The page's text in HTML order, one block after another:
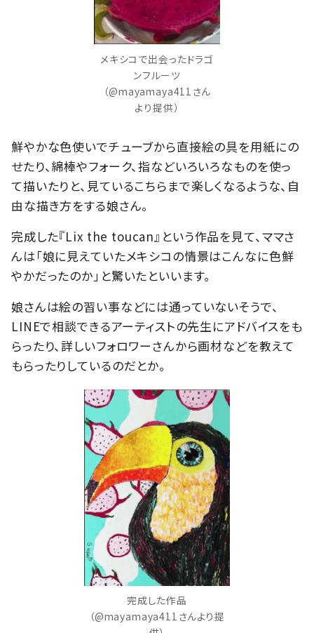
メキシコで出会ったドラゴ
ンフルーツ
（@mayamaya411さん
より提供）
鮮やかな色使いでチューブから直接絵の具を用紙にの
せたり、綿棒やフォーク、指などいろいろなものを使っ
て描いたりと、見ているこちらまで楽しくなるような、自
由な描き方をする娘さん。
完成した『Lix the toucan』という作品を見て、ママさ
んは「娘に見えていたメキシコの情景はこんなに色鮮
やかだったのか」と驚いたといいます。
娘さんは絵の習い事などには通っていないそうで、
LINEで相談できるアーティストの先生にアドバイスをも
らったり、詳しいフォロワーさんから画材などを教えて
もらったりしているのだとか。
完成した作品
（@mayamaya411さんより提